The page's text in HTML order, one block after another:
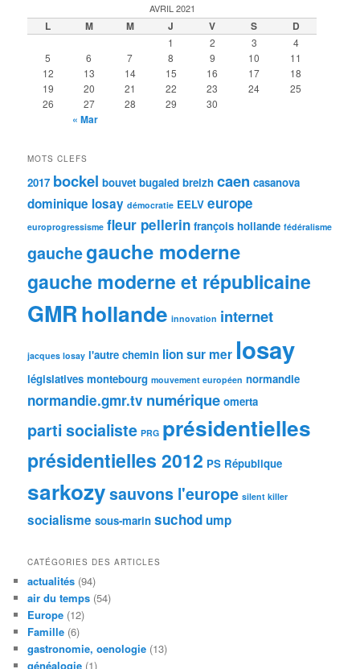
AVRIL 2021
L M M J V S D
1 2 3
4
5
6 7 8 9 10
11
12
13 14 15 16 17
18
19
20 21 22 23 24
25
26
27 28 29 30
« Mar
MOTS CLEFS
2017 bockel bouvet bugaled breizh caen casanova
dominique losay démocratie EELV europe
europrogressisme fleur pellerin françois hollande fédéralisme
gauchegauche moderne
gauche moderne et républicaine
GMRhollande innovation internet
jacques losay l'autre chemin lion sur mer losay
législatives montebourg mouvement européen normandie
normandie.gmr.tv numérique omerta
parti socialiste PRG présidentielles
présidentielles 2012 PS République
sarkozysauvons l'europe silent killer
socialisme sous-marin suchodump
CATÉGORIES DES ARTICLES
actualités (94)
air du temps (54)
Europe (12)
Famille (6)
gastronomie, oenologie (13)
généalogie (1)